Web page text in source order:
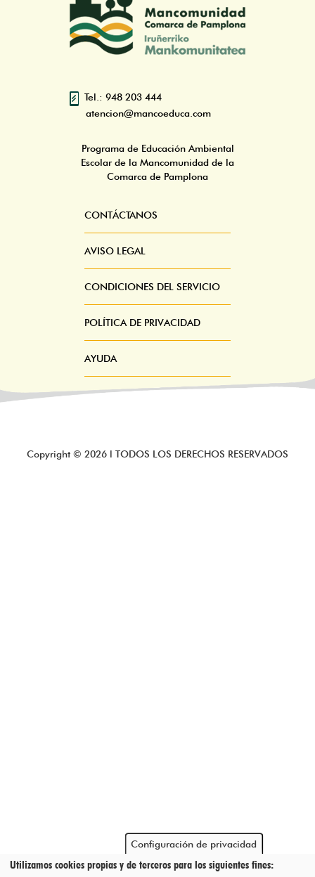
Tel.: 948 203 444
atencion@mancoeduca.com
Programa de Educación Ambiental
Escolar de la Mancomunidad de la
Comarca de Pamplona
Pie
Menú
CONTÁCTANOS
AVISO LEGAL
CONDICIONES DEL SERVICIO
POLÍTICA DE PRIVACIDAD
AYUDA
Copyright © 2026 l TODOS LOS DERECHOS RESERVADOS
Configuración de privacidad
Utilizamos cookies propias y de terceros para los siguientes fines: